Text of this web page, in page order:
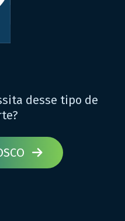
desse tipo de